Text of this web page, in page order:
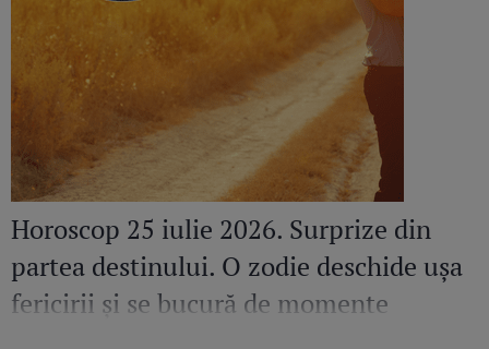
Horoscop 25 iulie 2026. Surprize din
partea destinului. O zodie deschide ușa
fericirii și se bucură de momente